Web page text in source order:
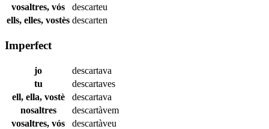
vosaltres, vós
descarteu
ells, elles, vostès descarten
Imperfect
jo
descartava
tu
descartaves
ell, ella, vostè
descartava
nosaltres
descartàvem
vosaltres, vós
descartàveu